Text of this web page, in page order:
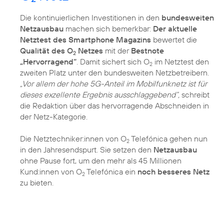
Die kontinuierlichen Investitionen in den bundesweiten
Netzausbau machen sich bemerkbar: Der aktuelle
Netztest des Smartphone Magazins bewertet die
Qualität des O2 Netzes mit der Bestnote
„Hervorragend“ . Damit sichert sich O2 im Netztest den
zweiten Platz unter den bundesweiten Netzbetreibern.
„Vor allem der hohe 5G-Anteil im Mobilfunknetz ist für
dieses exzellente Ergebnis ausschlaggebend“, schreibt
die Redaktion über das hervorragende Abschneiden in
der Netz-Kategorie.
Die Netztechniker:innen von O2 Telefónica gehen nun
in den Jahresendspurt. Sie setzen den Netzausbau
ohne Pause fort, um den mehr als 45 Millionen
Kund:innen von O2 Telefónica ein noch besseres Netz
zu bieten.